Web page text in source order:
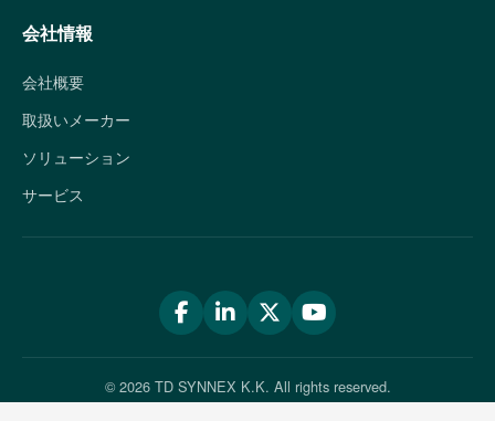
会社情報
会社概要
取扱いメーカー
ソリューション
サービス
© 2026 TD SYNNEX K.K. All rights reserved.